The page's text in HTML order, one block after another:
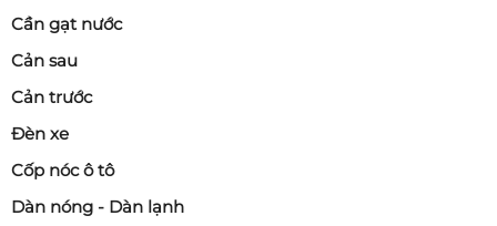
Cần gạt nước
Cản sau
Cản trước
Đèn xe
Cốp nóc ô tô
Dàn nóng - Dàn lạnh